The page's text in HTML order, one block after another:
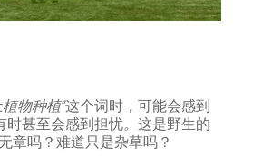
植物种植”这个词时， 可能会感到
甚至会感到担忧。 这是野生的
章吗？难道只是杂草吗？